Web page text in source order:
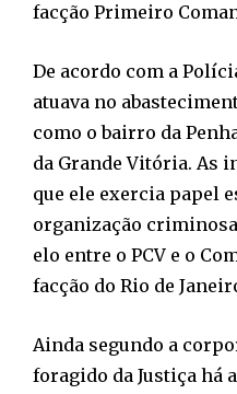
facção Primeiro
De acordo com a
atuava no
como o bairro da
da Grande Vitória. As
que ele exercia papel
organização
elo entre o PCV e o
facção do Rio de
Ainda segundo a
foragido da Justiça há